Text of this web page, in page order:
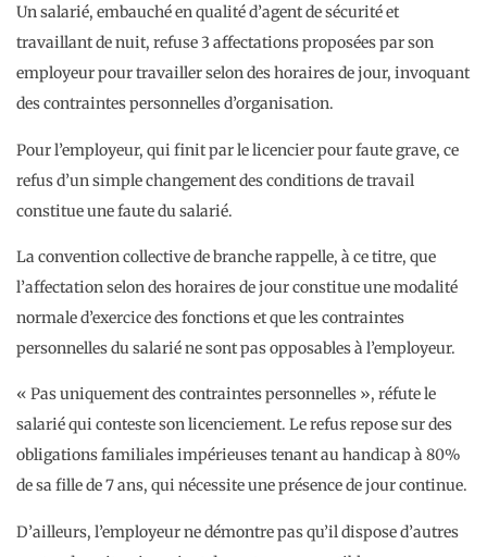
Un salarié, embauché en qualité d’agent de sécurité et
travaillant de nuit, refuse 3 affectations proposées par son
employeur pour travailler selon des horaires de jour, invoquant
des contraintes personnelles d’organisation.
Pour l’employeur, qui finit par le licencier pour faute grave, ce
refus d’un simple changement des conditions de travail
constitue une faute du salarié.
La convention collective de branche rappelle, à ce titre, que
l’affectation selon des horaires de jour constitue une modalité
normale d’exercice des fonctions et que les contraintes
personnelles du salarié ne sont pas opposables à l’employeur.
« Pas uniquement des contraintes personnelles », réfute le
salarié qui conteste son licenciement. Le refus repose sur des
obligations familiales impérieuses tenant au handicap à 80%
de sa fille de 7 ans, qui nécessite une présence de jour continue.
D’ailleurs, l’employeur ne démontre pas qu’il dispose d’autres